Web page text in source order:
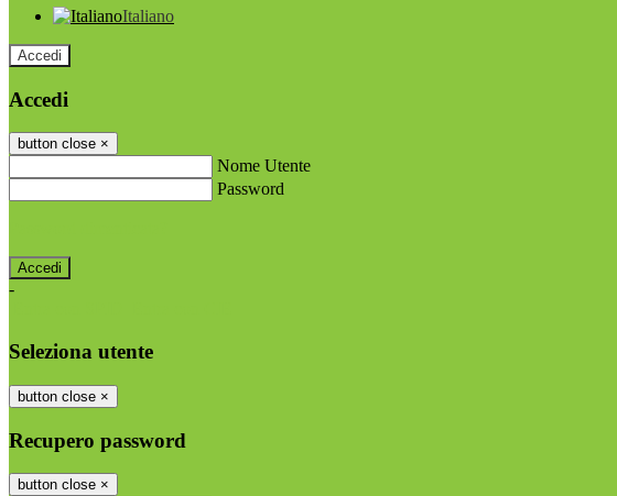
Italiano
Accedi
Accedi
button close ×
Nome Utente
Password
-
Seleziona utente
button close ×
Recupero password
button close ×